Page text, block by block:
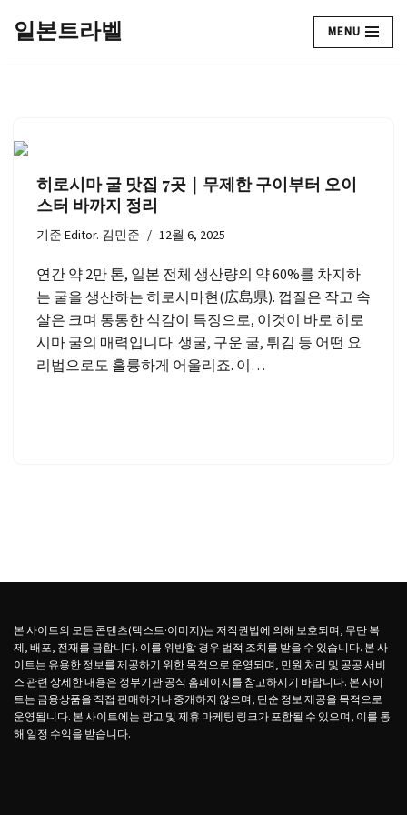
건
일본트라벨 MENU
히로시마 굴 맛집 7곳｜무제한 구이부터 오이
스터 바까지 정리
기준Editor. 김민준 12월 6, 2025
연간 약 2만 톤, 일본 전체 생산량의 약 60%를 차지하
는 굴을 생산하는 히로시마현(広島県). 껍질은 작고 속
살은 크며 통통한 식감이 특징으로, 이것이 바로 히로
시마 굴의 매력입니다. 생굴, 구운 굴, 튀김 등 어떤 요
리법으로도 훌륭하게 어울리죠. 이…
본 사이트의 모든 콘텐츠(텍스트·이미지)는 저작권법에 의해 보호되며, 무단 복
제, 배포, 전재를 금합니다. 이를 위반할 경우 법적 조치를 받을 수 있습니다. 본 사
이트는 유용한 정보를 제공하기 위한 목적으로 운영되며, 민원 처리 및 공공 서비
스 관련 상세한 내용은 정부기관 공식 홈페이지를 참고하시기 바랍니다. 본 사이
트는 금융상품을 직접 판매하거나 중개하지 않으며, 단순 정보 제공을 목적으로
운영됩니다. 본 사이트에는 광고 및 제휴 마케팅 링크가 포함될 수 있으며, 이를 통
해 일정 수익을 받습니다.